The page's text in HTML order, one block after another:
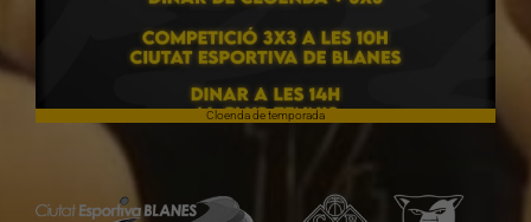
Cloenda de temporada